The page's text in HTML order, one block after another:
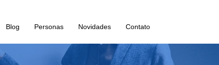
Blog Personas Novidades Contato